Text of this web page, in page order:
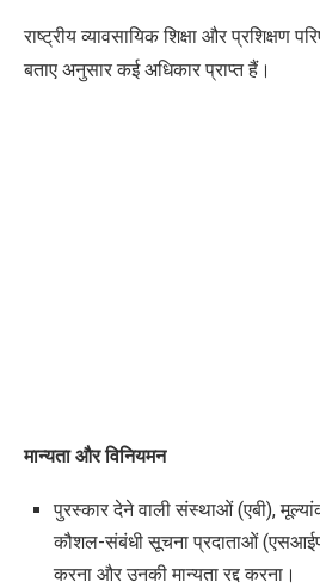
राष्ट्रीय व्यावसायिक शिक्षा और प्रशिक्षण
बताए अनुसार कई अधिकार प्राप्त हैं।
मान्यता और विनियमन
पुरस्कार देने वाली संस्थाओं (एबी),
कौशल-संबंधी सूचना प्रदाताओं
करना और उनकी मान्यता रद्द करना।